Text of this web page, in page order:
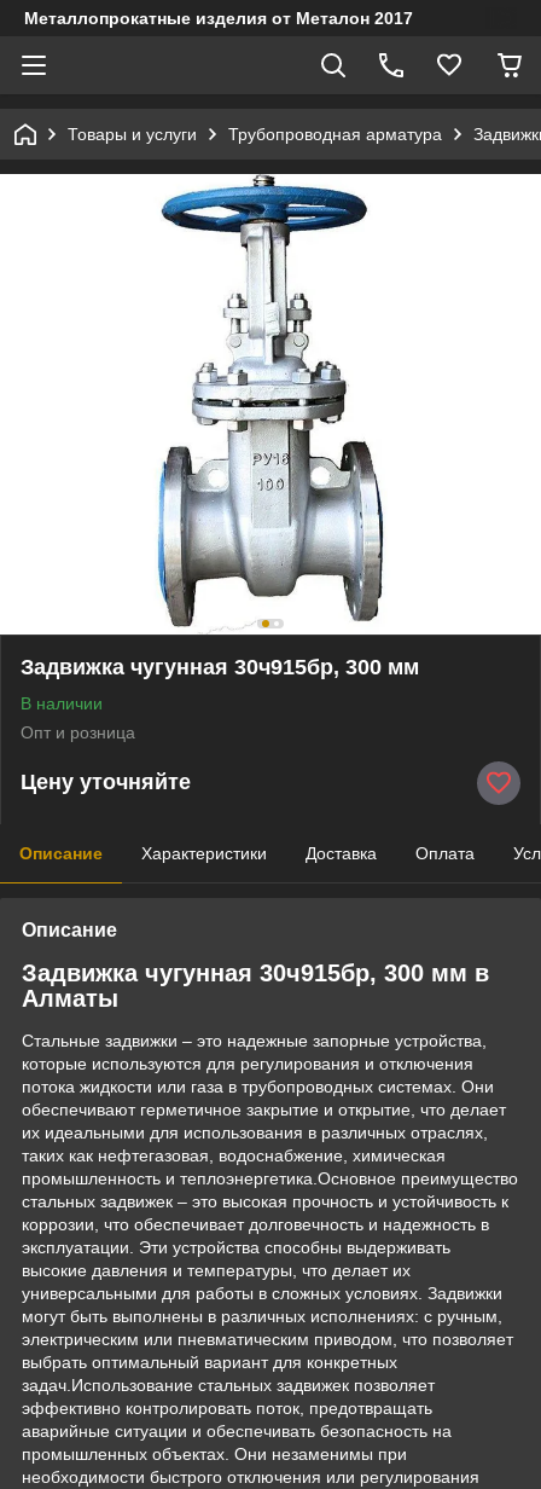
Металлопрокатные изделия от Металон 2017
Товары и услуги Трубопроводная арматура
Задвижка чугунная 30ч915бр, 300 мм
В наличии
Опт и розница
Цену уточняйте
Описание Характеристики Доставка Оплата
Описание
Задвижка чугунная 30ч915бр, 300 мм в
Алматы
Стальные задвижки – это надежные запорные устройства,
которые используются для регулирования и отключения
потока жидкости или газа в трубопроводных системах. Они
обеспечивают герметичное закрытие и открытие, что делает
их идеальными для использования в различных отраслях,
таких как нефтегазовая, водоснабжение, химическая
промышленность и теплоэнергетика.Основное преимущество
стальных задвижек – это высокая прочность и устойчивость к
коррозии, что обеспечивает долговечность и надежность в
эксплуатации. Эти устройства способны выдерживать
высокие давления и температуры, что делает их
универсальными для работы в сложных условиях. Задвижки
могут быть выполнены в различных исполнениях: с ручным,
электрическим или пневматическим приводом, что позволяет
выбрать оптимальный вариант для конкретных
задач.Использование стальных задвижек позволяет
эффективно контролировать поток, предотвращать
аварийные ситуации и обеспечивать безопасность на
промышленных объектах. Они незаменимы при
необходимости быстрого отключения или регулирования